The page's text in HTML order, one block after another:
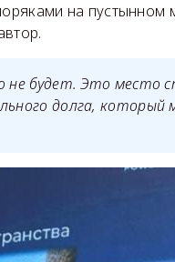
на пустынном
не будет. Это место
долга, который